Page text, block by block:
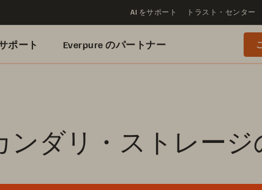
AI をサポート トラスト・センター
ポート Everpure のパートナー
ダリ・ストレージ